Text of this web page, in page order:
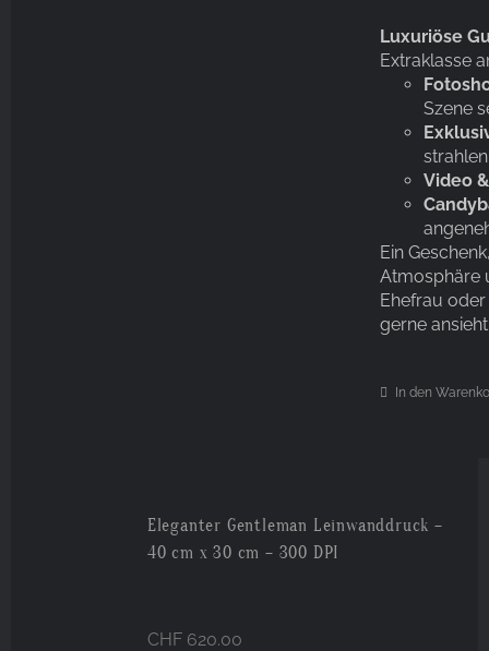
Cart
Luxuriöse
Extraklasse
Szene
Video
Ein
Atmosphäre
Ehefrau
gerne
In den
Eleganter Gentleman Leinwanddruck –
40 cm x 30 cm – 300 DPI
CHF620.00